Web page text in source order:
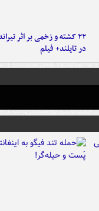
۲۲ کشته و زخمی بر اثر
در تایلند+ فیلم